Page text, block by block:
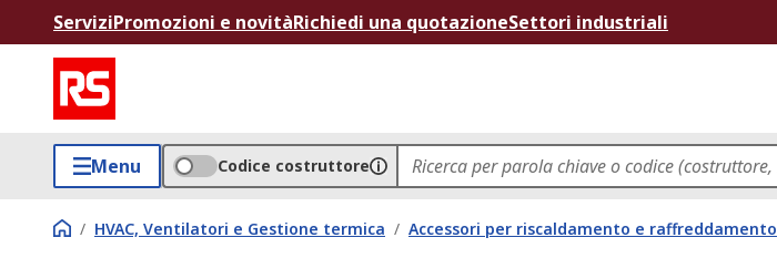
ServiziPromozioni e novitàRichiedi una quotazioneSettori industriali
Menu Codice costruttore
/ HVAC, Ventilatori e Gestione termica / Accessori per riscaldamento e raffreddamento